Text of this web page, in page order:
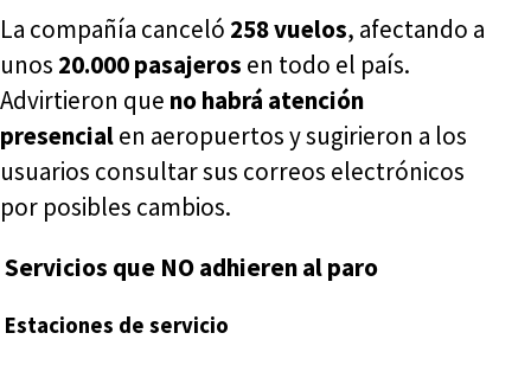
La compañía canceló 258 vuelos, afectando a
unos 20.000 pasajeros en todo el país.
Advirtieron que no habrá atención
presencialen aeropuertos y sugirieron a los
usuarios consultar sus correos electrónicos
por posibles cambios.
Servicios que NO adhieren al paro
Estaciones de servicio